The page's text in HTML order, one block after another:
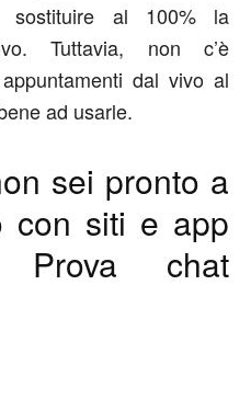
al 100% la
Tuttavia, non c’è
dal vivo al
ad usarle.
sei pronto a
con siti e app
chat